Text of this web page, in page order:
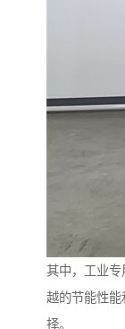
其中，工业
越的节能性
择。